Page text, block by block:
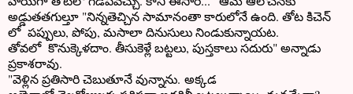
అడ్డుతతగుల్తూ "నిన్నతెచ్చిన సామానంతా కారులోనే ఉంది. తోట కిచెన్
లో పప్పులు, పోపు, మసాలా దినుసులు నిండుకున్నాయట.
తోవలో కొనుక్కెళదాం. తీసుకెళ్లే బట్టలు, పుస్తకాలు సదురు" అన్నాడు
ప్రకాశరావు.
"వెళ్లిన ప్రతిసారి చెబుతూనే వున్నాను. అక్కడ